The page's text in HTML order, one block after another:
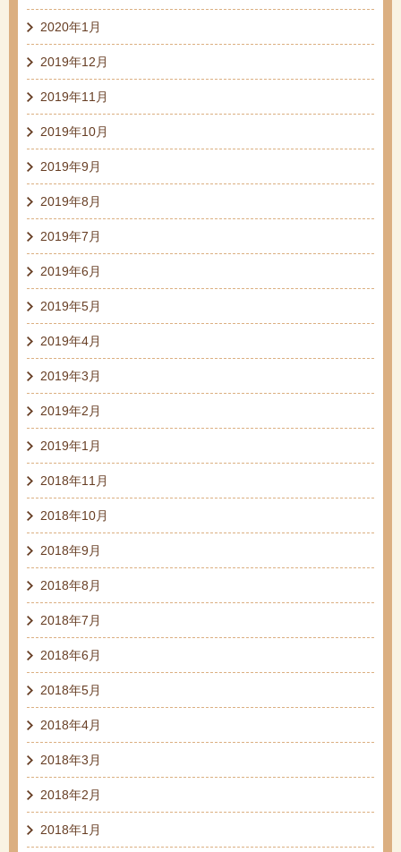
2020年1月
2019年12月
2019年11月
2019年10月
2019年9月
2019年8月
2019年7月
2019年6月
2019年5月
2019年4月
2019年3月
2019年2月
2019年1月
2018年11月
2018年10月
2018年9月
2018年8月
2018年7月
2018年6月
2018年5月
2018年4月
2018年3月
2018年2月
2018年1月